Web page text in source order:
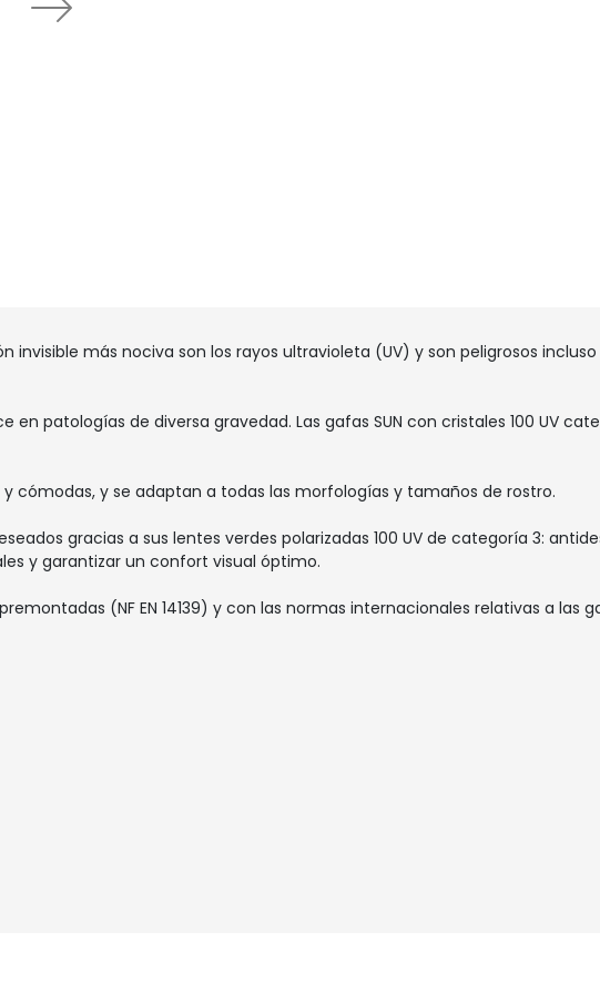
invisible más nociva son los rayos ultravioleta (UV) y son peligrosos
patologías de diversa gravedad. Las gafas SUN con cristales 100 UV
cómodas, y se adaptan a todas las morfologías y tamaños de rostro.
gracias a sus lentes verdes polarizadas 100 UV de categoría 3:
y garantizar un confort visual óptimo.
(NF EN 14139) y con las normas internacionales relativas a las